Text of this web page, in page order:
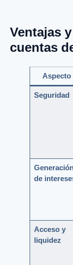
Ventajas
cuentas
Aspecto
Seguridad
de
Acceso y
liquidez